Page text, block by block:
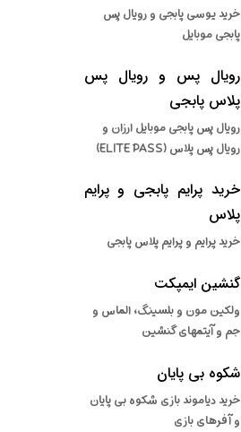
خرید یوسی پابجی و رویال پس
پابجی موبایل
رویال پس و رویال پس
پلاس پابجی
رویال پس پابجی موبایل ارزان و
رویال پس پلاس (ELITE PASS)
خرید پرایم پابجی و پرایم
پلاس
خرید پرایم و پرایم پلاس پابجی
گنشین ایمپکت
ولکین مون و بلسینگ، الماس و
جم و آیتمهای گنشین
شکوه بی پایان
خرید دیاموند بازی شکوه بی پایان
و آفرهای بازی